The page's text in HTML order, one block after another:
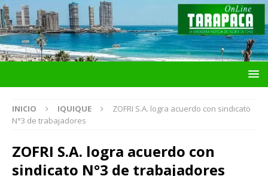
INICIO IQUIQUE
ZOFRI S.A. logra acuerdo con sindicato
N°3 de trabajadores
ZOFRI S.A. logra acuerdo con
sindicato N°3 de trabajadores